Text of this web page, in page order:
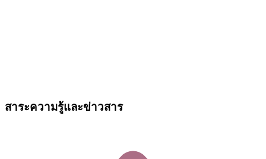
สาระความรู้และข่าวสาร